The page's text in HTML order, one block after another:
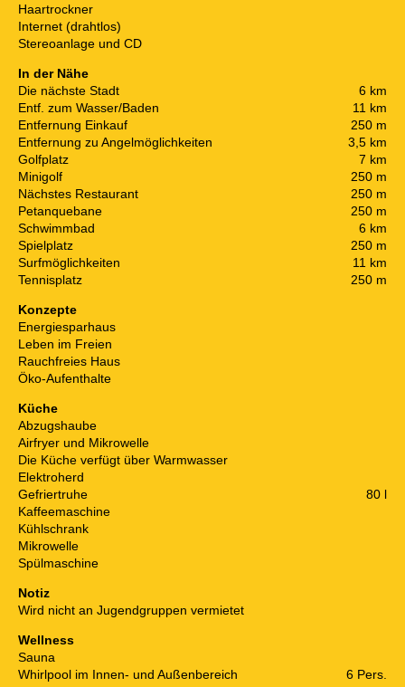
Haartrockner
Internet (drahtlos)
Stereoanlage und CD
In der Nähe
Die nächste Stadt
6 km
Entf. zum Wasser/Baden
11 km
Entfernung Einkauf
250 m
Entfernung zu Angelmöglichkeiten
3,5 km
Golfplatz
7 km
Minigolf
250 m
Nächstes Restaurant
250 m
Petanquebane
250 m
Schwimmbad
6 km
Spielplatz
250 m
Surfmöglichkeiten
11 km
Tennisplatz
250 m
Konzepte
Energiesparhaus
Leben im Freien
Rauchfreies Haus
Öko-Aufenthalte
Küche
Abzugshaube
Airfryer und Mikrowelle
Die Küche verfügt über Warmwasser
Elektroherd
Gefriertruhe
80 l
Kaffeemaschine
Kühlschrank
Mikrowelle
Spülmaschine
Notiz
Wird nicht an Jugendgruppen vermietet
Wellness
Sauna
Whirlpool im Innen- und Außenbereich
6 Pers.